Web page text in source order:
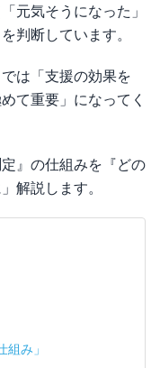
元気そうになった」
判断しています。
は「支援の効果を
て重要」になってく
』の仕組みを『どの
解説します。
み」